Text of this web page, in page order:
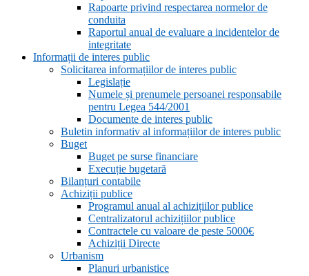
Rapoarte privind respectarea normelor de
conduita
Raportul anual de evaluare a incidentelor de
integritate
Informații de interes public
Solicitarea informațiilor de interes public
Legislație
Numele și prenumele persoanei responsabile
pentru Legea 544/2001
Documente de interes public
Buletin informativ al informațiilor de interes public
Buget
Buget pe surse financiare
Execuție bugetară
Bilanțuri contabile
Achiziții publice
Programul anual al achizițiilor publice
Centralizatorul achizițiilor publice
Contractele cu valoare de peste 5000€
Achiziții Directe
Urbanism
Planuri urbanistice